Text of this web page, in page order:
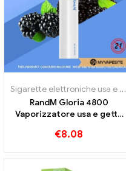
Sigarette elettroniche usa e getta
RandM Gloria 4800
Vaporizzatore usa e getta
€8.08